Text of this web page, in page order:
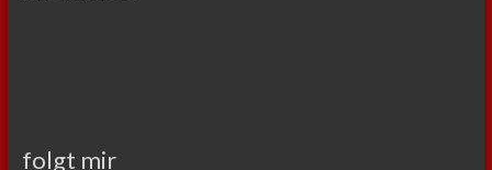
folgt mir